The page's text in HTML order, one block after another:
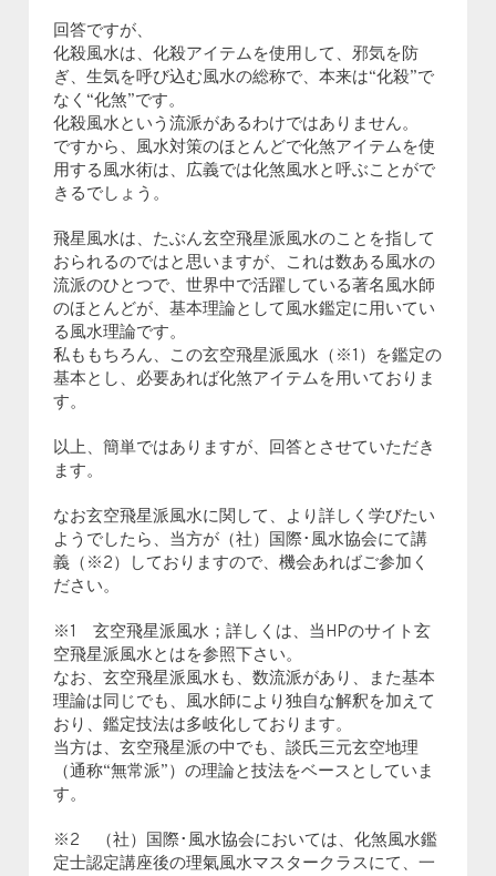
回答ですが、
化殺風水は、化殺アイテムを使用して、邪気を防
ぎ、生気を呼び込む風水の総称で、本来は“化殺”で
なく“化煞”です。
化殺風水という流派があるわけではありません。
ですから、風水対策のほとんどで化煞アイテムを使
用する風水術は、広義では化煞風水と呼ぶことがで
きるでしょう。
飛星風水は、たぶん玄空飛星派風水のことを指して
おられるのではと思いますが、これは数ある風水の
流派のひとつで、世界中で活躍している著名風水師
のほとんどが、基本理論として風水鑑定に用いてい
る風水理論です。
私ももちろん、この玄空飛星派風水（※1）を鑑定の
基本とし、必要あれば化煞アイテムを用いておりま
す。
以上、簡単ではありますが、回答とさせていただき
ます。
なお玄空飛星派風水に関して、より詳しく学びたい
ようでしたら、当方が（社）国際･風水協会にて講
義（※2）しておりますので、機会あればご参加く
ださい。
※1 玄空飛星派風水；詳しくは、当HPのサイト玄
空飛星派風水とはを参照下さい。
なお、玄空飛星派風水も、数流派があり、また基本
理論は同じでも、風水師により独自な解釈を加えて
おり、鑑定技法は多岐化しております。
当方は、玄空飛星派の中でも、談氏三元玄空地理
（通称“無常派”）の理論と技法をベースとしていま
す。
※2 （社）国際･風水協会においては、化煞風水鑑
定士認定講座後の理氣風水マスタークラスにて、一